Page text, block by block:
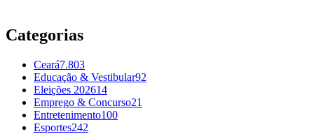
Categorias
Ceará7.803
Educação & Vestibular92
Eleições 202614
Emprego & Concurso21
Entretenimento100
Esportes242